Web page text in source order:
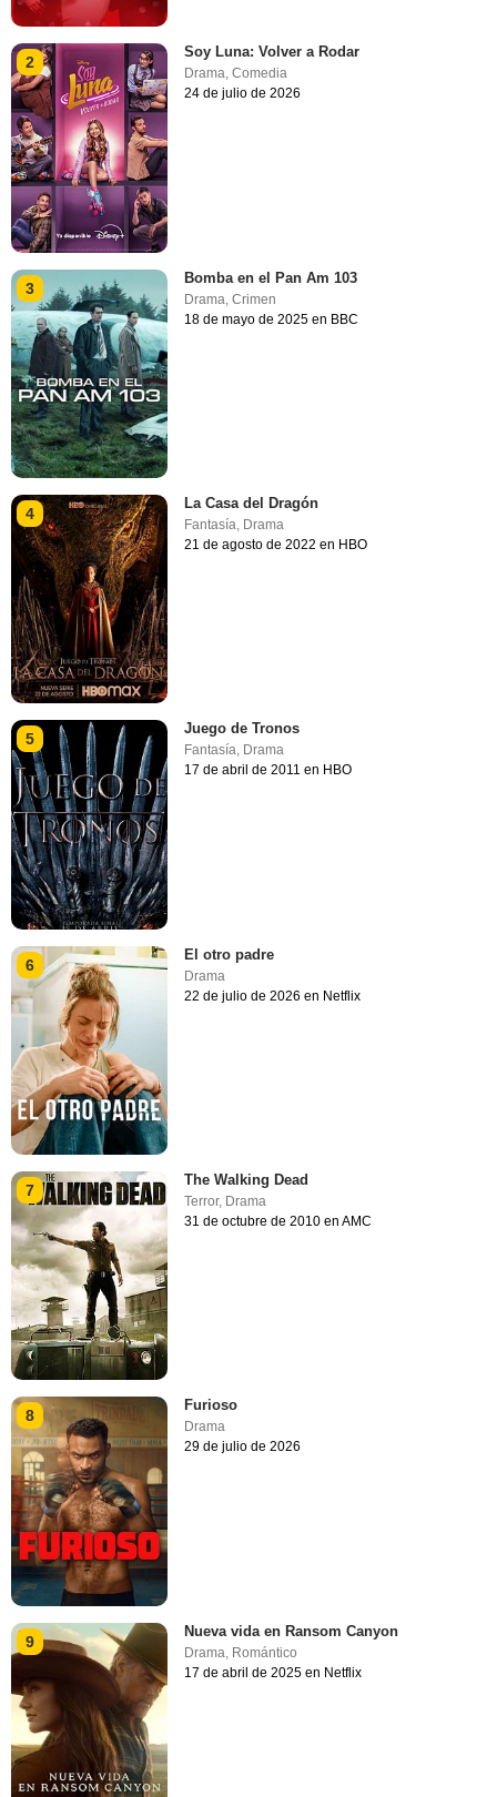
2
Soy Luna: Volver a Rodar
Drama,Comedia
24 de julio de 2026
3
Bomba en el Pan Am 103
Drama ,Crimen
18 de mayo de 2025 en BBC
4
La Casa del Dragón
Fantasía, Drama
21 de agosto de 2022 en HBO
5
Juego de Tronos
Fantasía, Drama
17 de abril de 2011 en HBO
6
El otro padre
Drama
22 de julio de 2026 en Netflix
7
The Walking Dead
Terror, Drama
31 de octubre de 2010 en AMC
8
Furioso
Drama
29 de julio de 2026
9
Nueva vida en Ransom Canyon
Drama Romántico
17 de abril de 2025 en Netflix